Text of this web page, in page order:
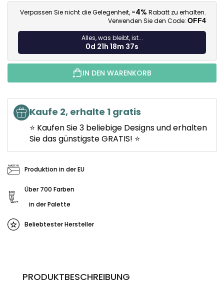
Verpassen Sie nicht die Gelegenheit, -4% Rabatt zu erhalten.
Verwenden Sie den Code: OFF4
Alles, was bleibt, ist...
0d 21h 18m 36s
IN DEN WARENKORB
Kaufe 2, erhalte 1 gratis
⭐ Kaufen Sie 3 beliebige Designs und erhalten
Sie das günstigste GRATIS! ⭐
Produktion in der EU
Über 700 Farben
in der Palette
Beliebtester Hersteller
PRODUKTBESCHREIBUNG